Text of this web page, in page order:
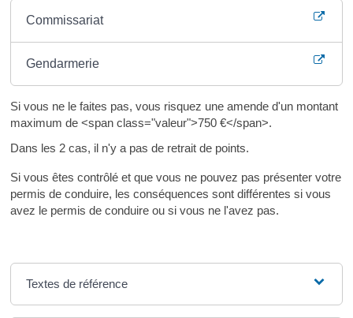
Commissariat
Gendarmerie
Si vous ne le faites pas, vous risquez une amende d'un montant
maximum de <span class="valeur">750 €</span>.
Dans les 2 cas, il n'y a pas de retrait de points.
Si vous êtes contrôlé et que vous ne pouvez pas présenter votre
permis de conduire, les conséquences sont différentes si vous
avez le permis de conduire ou si vous ne l'avez pas.
Textes de référence